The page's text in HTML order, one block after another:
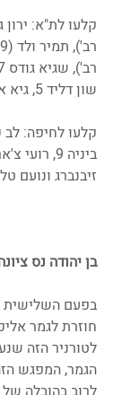
שון דליד 5, גיא ארטמנקו 3 (6 רב').
זיבנברג ונועם טל 3 כ"א, עידן וייסבך 1.
בן יהודה נס ציונה
חוזרת לגמר
לטורניר הזה
הגמר, המפגש